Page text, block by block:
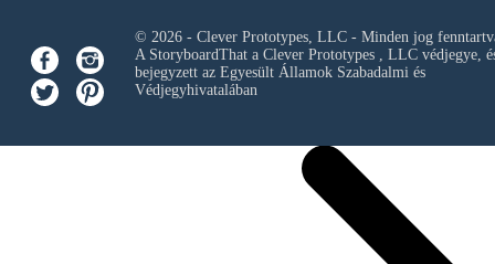
© 2026 - Clever Prototypes, LLC - Minden jog
A StoryboardThat a Clever Prototypes , LLCvédjegye,
bejegyzett az Egyesült Államok Szabadalmi és
Védjegyhivatalában